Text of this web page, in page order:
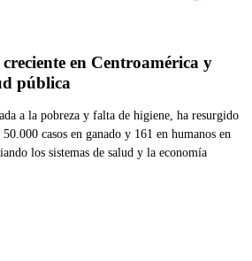
en Centroamérica y
pública
a la pobreza y falta de higiene, ha resurgido
casos en ganado y 161 en humanos en
los sistemas de salud y la economía